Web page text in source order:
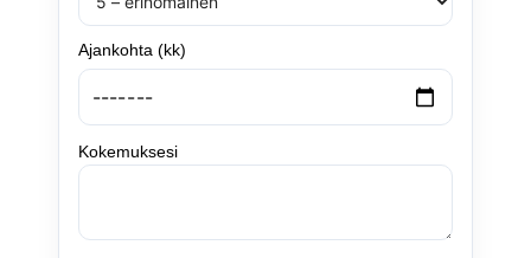
Ajankohta (kk)
Kokemuksesi